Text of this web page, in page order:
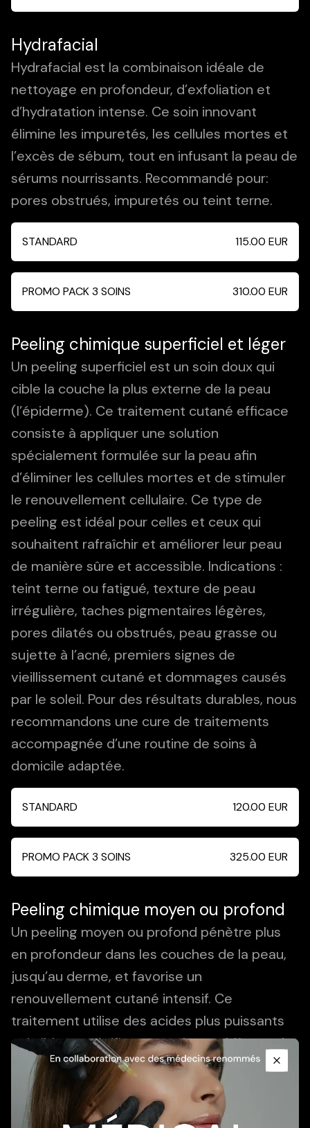
Hydrafacial
Hydrafacial est la combinaison idéale de
nettoyage en profondeur, d’exfoliation et
d’hydratation intense. Ce soin innovant
élimine les impuretés, les cellules mortes et
l’excès de sébum, tout en infusant la peau de
sérums nourrissants. Recommandé pour:
pores obstrués, impuretés ou teint terne.
STANDARD 115.00 EUR
PROMO PACK 3 SOINS 310.00 EUR
Peeling chimique superficiel et léger
Un peeling superficiel est un soin doux qui
cible la couche la plus externe de la peau
(l’épiderme). Ce traitement cutané efficace
consiste à appliquer une solution
spécialement formulée sur la peau afin
d’éliminer les cellules mortes et de stimuler
le renouvellement cellulaire. Ce type de
peeling est idéal pour celles et ceux qui
souhaitent rafraîchir et améliorer leur peau
de manière sûre et accessible. Indications :
teint terne ou fatigué, texture de peau
irrégulière, taches pigmentaires légères,
pores dilatés ou obstrués, peau grasse ou
sujette à l’acné, premiers signes de
vieillissement cutané et dommages causés
par le soleil. Pour des résultats durables, nous
recommandons une cure de traitements
accompagnée d’une routine de soins à
domicile adaptée.
STANDARD 120.00 EUR
PROMO PACK 3 SOINS 325.00 EUR
Peeling chimique moyen ou profond
Un peeling moyen ou profond pénètre plus
en profondeur dans les couches de la peau,
jusqu’au derme, et favorise un
renouvellement cutané intensif. Ce
traitement utilise des acides plus puissants
qui ciblent spécifiquement les problèmes de
peau plus profonds. La peau est, de manière
contrôlée, "poussée" à se renouveler.
Indications : Taches pigmentaires profondes